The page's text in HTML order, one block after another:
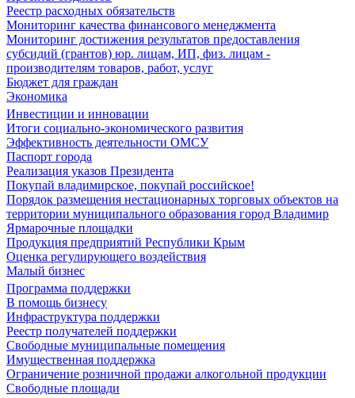
Реестр расходных обязательств
Мониторинг качества финансового менеджмента
Мониторинг достижения результатов предоставления
субсидий (грантов) юр. лицам, ИП, физ. лицам -
производителям товаров, работ, услуг
Бюджет для граждан
Экономика
Инвестиции и инновации
Итоги социально-экономического развития
Эффективность деятельности ОМСУ
Паспорт города
Реализация указов Президента
Покупай владимирское, покупай российское!
Порядок размещения нестационарных торговых объектов на
территории муниципального образования город Владимир
Ярмарочные площадки
Продукция предприятий Республики Крым
Оценка регулирующего воздействия
Малый бизнес
Программа поддержки
В помощь бизнесу
Инфраструктура поддержки
Реестр получателей поддержки
Свободные муниципальные помещения
Имущественная поддержка
Ограничение розничной продажи алкогольной продукции
Свободные площади